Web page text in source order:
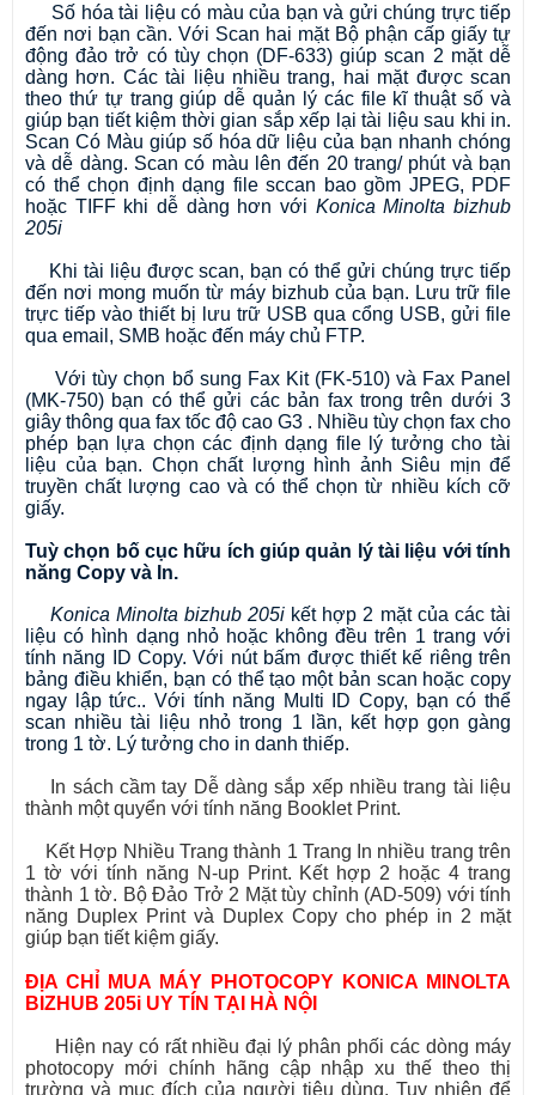
Số hóa tài liệu có màu của bạn và gửi chúng trực tiếp
đến nơi bạn cần. Với Scan hai mặt Bộ phận cấp giấy tự
động đảo trở có tùy chọn (DF-633) giúp scan 2 mặt dễ
dàng hơn. Các tài liệu nhiều trang, hai mặt được scan
theo thứ tự trang giúp dễ quản lý các file kĩ thuật số và
giúp bạn tiết kiệm thời gian sắp xếp lại tài liệu sau khi in.
Scan Có Màu giúp số hóa dữ liệu của bạn nhanh chóng
và dễ dàng. Scan có màu lên đến 20 trang/ phút và bạn
có thể chọn định dạng file sccan bao gồm JPEG, PDF
hoặc TIFF khi dễ dàng hơn với Konica Minolta bizhub
205i
Khi tài liệu được scan, bạn có thể gửi chúng trực tiếp
đến nơi mong muốn từ máy bizhub của bạn. Lưu trữ file
trực tiếp vào thiết bị lưu trữ USB qua cổng USB, gửi file
qua email, SMB hoặc đến máy chủ FTP.
Với tùy chọn bổ sung Fax Kit (FK-510) và Fax Panel
(MK-750) bạn có thể gửi các bản fax trong trên dưới 3
giây thông qua fax tốc độ cao G3 . Nhiều tùy chọn fax cho
phép bạn lựa chọn các định dạng file lý tưởng cho tài
liệu của bạn. Chọn chất lượng hình ảnh Siêu mịn để
truyền chất lượng cao và có thể chọn từ nhiều kích cỡ
giấy.
Tuỳ chọn bố cục hữu ích giúp quản lý tài liệu với tính
năng Copy và In.
Konica Minolta bizhub 205i kết hợp 2 mặt của các tài
liệu có hình dạng nhỏ hoặc không đều trên 1 trang với
tính năng ID Copy. Với nút bấm được thiết kế riêng trên
bảng điều khiển, bạn có thể tạo một bản scan hoặc copy
ngay lập tức.. Với tính năng Multi ID Copy, bạn có thể
scan nhiều tài liệu nhỏ trong 1 lần, kết hợp gọn gàng
trong 1 tờ. Lý tưởng cho in danh thiếp.
In sách cầm tay Dễ dàng sắp xếp nhiều trang tài liệu
thành một quyển với tính năng Booklet Print.
Kết Hợp Nhiều Trang thành 1 Trang In nhiều trang trên
1 tờ với tính năng N-up Print. Kết hợp 2 hoặc 4 trang
thành 1 tờ. Bộ Đảo Trở 2 Mặt tùy chỉnh (AD-509) với tính
năng Duplex Print và Duplex Copy cho phép in 2 mặt
giúp bạn tiết kiệm giấy.
ĐỊA CHỈ MUA MÁY PHOTOCOPY KONICA MINOLTA
BIZHUB 205i UY TÍN TẠI HÀ NỘI
Hiện nay có rất nhiều đại lý phân phối các dòng máy
photocopy mới chính hãng cập nhập xu thế theo thị
trường và mục đích của người tiêu dùng. Tuy nhiên để